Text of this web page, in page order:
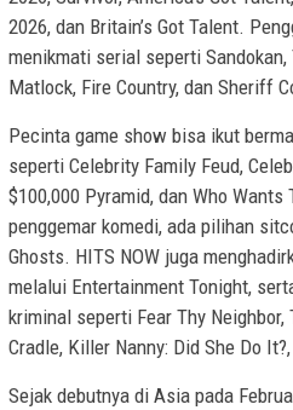
2026, dan Britain’s Got Talent.
menikmati serial seperti Sandokan,
Matlock, Fire Country, dan Sheriff
Pecinta game show bisa ikut
seperti Celebrity Family Feud,
$100,000 Pyramid, dan Who
penggemar komedi, ada pilihan
Ghosts. HITS NOW juga
melalui Entertainment Tonight,
kriminal seperti Fear Thy Neighbor,
Cradle, Killer Nanny: Did She Do
Sejak debutnya di Asia pada